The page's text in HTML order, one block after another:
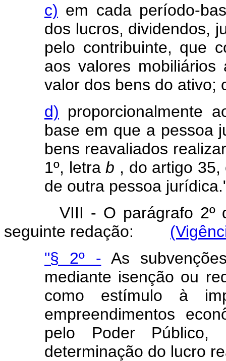
c) em cada período-
dos lucros, dividendos,
pelo contribuinte, que
aos valores
valor dos bens do ativo;
d) proporcionalmente
base em que a pessoa
bens reavaliados
1º, letrab , do artigo
de outra pessoa
VIII - O parágrafo 2º
seguinte redação:
"§ 2º - As
mediante isenção ou
como estímulo à
empreendimentos
pelo Poder Público,
determinação do lucro